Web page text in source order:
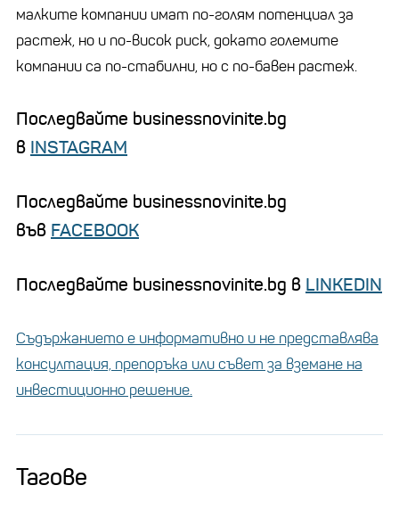
малките компании имат по-голям потенциал за
растеж, но и по-висок риск, докато големите
компании са по-стабилни, но с по-бавен растеж.
Последвайте businessnovinite.bg
в INSTAGRAM
Последвайте businessnovinite.bg
във FACEBOOK
Последвайте businessnovinite.bg в LINKEDIN
Съдържанието е информативно и не представлява
консултация, препоръка или съвет за вземане на
инвестиционно решение.
Тагове